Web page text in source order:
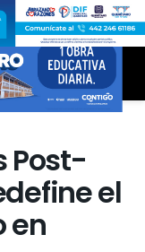
Post-
el
en